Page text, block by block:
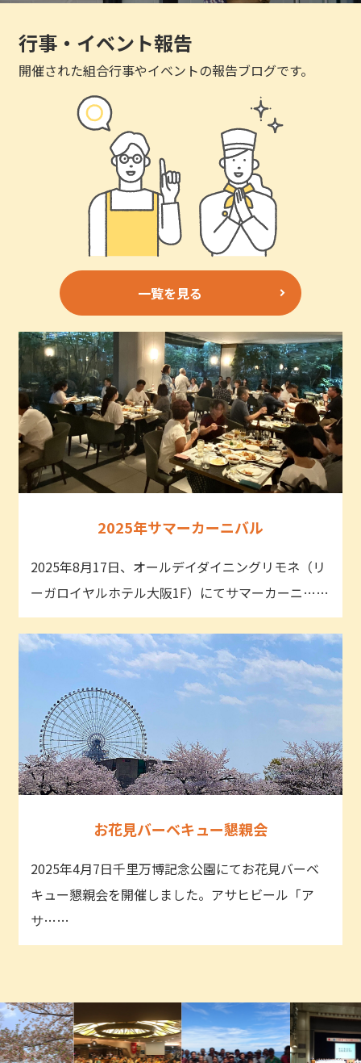
行事・イベント報告
開催された組合行事やイベントの報告ブログです。
一覧を見る
2025年サマーカーニバル
2025年8月17日、オールデイダイニングリモネ（リ
ーガロイヤルホテル大阪1F）にてサマーカーニ……
お花見バーベキュー懇親会
2025年4月7日千里万博記念公園にてお花見バーベ
キュー懇親会を開催しました。アサヒビール「ア
サ……